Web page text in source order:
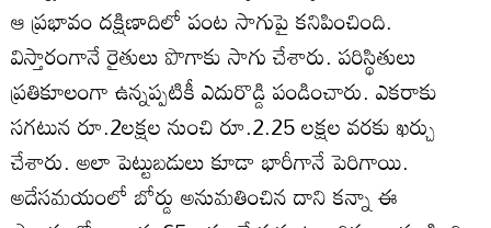
ఆ ప్రభావం దక్షిణాదిలో పంట సాగుపై కనిపించింది.
విస్తారంగానే రైతులు పొగాకు సాగు చేశారు. పరిస్థితులు
ప్రతికూలంగా ఉన్నప్పటికీ ఎదురొడ్డి పండించారు. ఎకరాకు
సగటున రూ.2లక్షల నుంచి రూ.2.25 లక్షల వరకు ఖర్చు
చేశారు. అలా పెట్టుబడులు కూడా భారీగానే పెరిగాయి.
అదేసమయంలో బోర్డు అనుమతించిన దాని కన్నా ఈ